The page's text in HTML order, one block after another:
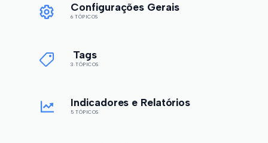
Configurações Gerais
6 TÓPICOS
Tags
3 TÓPICOS
Indicadores e Relatórios
5 TÓPICOS